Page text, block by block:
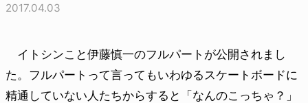
2017.04.03
イトシンこと伊藤慎一のフルパートが公開されまし
た。フルパートって言ってもいわゆるスケートボードに
精通していない人たちからすると「なんのこっちゃ？」